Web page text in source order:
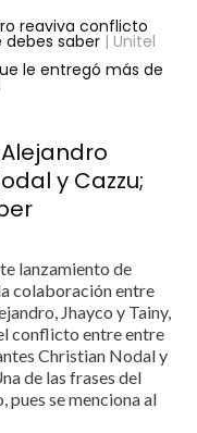
reaviva conflicto
debes saber| Unitel
le entregó más de
y Cazzu;
lanzamiento de
colaboración entre
Jhayco y Tainy,
conflicto entre entre
Christian Nodal y
de las frases del
pues se menciona al